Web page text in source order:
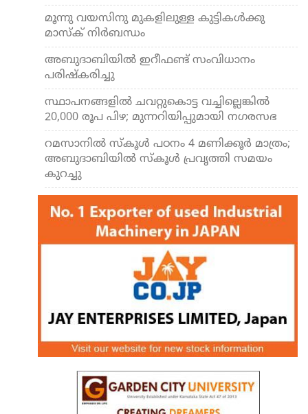
മൂന്നു വയസിനു മുകളിലുള്ള കുട്ടികള്‍ക്കു
മാസ്‌ക് നിര്‍ബന്ധം
അബുദാബിയില്‍ ഇറീഫണ്ട് സംവിധാനം
പരിഷ്‌കരിച്ചു
സ്ഥാപനങ്ങളില്‍ ചവറ്റുകൊട്ട വച്ചില്ലെങ്കില്‍
20,000 രൂപ പിഴ; മുന്നറിയിപ്പുമായി നഗരസഭ
റമസാനില്‍ സ്‌കൂള്‍ പഠനം 4 മണിക്കൂര്‍ മാത്രം;
അബുദാബിയില്‍ സ്‌കൂള്‍ പ്രവൃത്തി സമയം
കുറച്ചു